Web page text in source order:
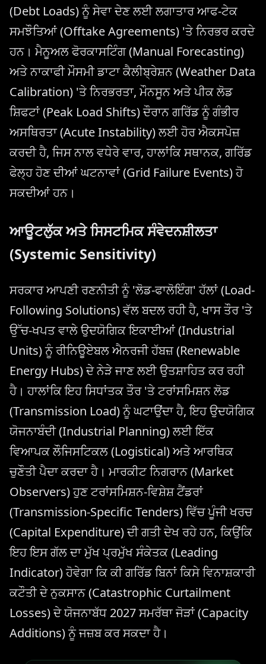
(Debt Loads) ਨੂੰ ਸੇਵਾ ਦੇਣ ਲਈ ਲਗਾਤਾਰ ਆਫ-ਟੇਕ
ਸਮਝੌਤਿਆਂ (Offtake Agreements) 'ਤੇ ਨਿਰਭਰ ਕਰਦੇ
ਹਨ। ਮੈਨੂਅਲ ਫੋਰਕਾਸਟਿੰਗ (Manual Forecasting)
ਅਤੇ ਨਾਕਾਫੀ ਮੌਸਮੀ ਡਾਟਾ ਕੈਲੀਬ੍ਰੇਸ਼ਨ (Weather Data
Calibration) 'ਤੇ ਨਿਰਭਰਤਾ, ਮੌਨਸੂਨ ਅਤੇ ਪੀਕ ਲੋਡ
ਸ਼ਿਫਟਾਂ (Peak Load Shifts) ਦੌਰਾਨ ਗਰਿੱਡ ਨੂੰ ਗੰਭੀਰ
ਅਸਥਿਰਤਾ (Acute Instability) ਲਈ ਹੋਰ ਐਕਸਪੋਜ਼
ਕਰਦੀ ਹੈ, ਜਿਸ ਨਾਲ ਵਧੇਰੇ ਵਾਰ, ਹਾਲਾਂਕਿ ਸਥਾਨਕ, ਗਰਿੱਡ
ਫੇਲ੍ਹ ਹੋਣ ਦੀਆਂ ਘਟਨਾਵਾਂ (Grid Failure Events) ਹੋ
ਸਕਦੀਆਂ ਹਨ।
ਆਊਟਲੁੱਕ ਅਤੇ ਸਿਸਟਮਿਕ ਸੰਵੇਦਨਸ਼ੀਲਤਾ
(Systemic Sensitivity)
ਸਰਕਾਰ ਆਪਣੀ ਰਣਨੀਤੀ ਨੂੰ 'ਲੋਡ-ਫਾਲੋਇੰਗ' ਹੱਲਾਂ (Load-
Following Solutions) ਵੱਲ ਬਦਲ ਰਹੀ ਹੈ, ਖਾਸ ਤੌਰ 'ਤੇ
ਉੱਚ-ਖਪਤ ਵਾਲੇ ਉਦਯੋਗਿਕ ਇਕਾਈਆਂ (Industrial
Units) ਨੂੰ ਰੀਨਿਊਏਬਲ ਐਨਰਜੀ ਹੱਬਜ਼ (Renewable
Energy Hubs) ਦੇ ਨੇੜੇ ਜਾਣ ਲਈ ਉਤਸ਼ਾਹਿਤ ਕਰ ਰਹੀ
ਹੈ। ਹਾਲਾਂਕਿ ਇਹ ਸਿਧਾਂਤਕ ਤੌਰ 'ਤੇ ਟਰਾਂਸਮਿਸ਼ਨ ਲੋਡ
(Transmission Load) ਨੂੰ ਘਟਾਉਂਦਾ ਹੈ, ਇਹ ਉਦਯੋਗਿਕ
ਯੋਜਨਾਬੰਦੀ (Industrial Planning) ਲਈ ਇੱਕ
ਵਿਆਪਕ ਲੌਜਿਸਟਿਕਲ (Logistical) ਅਤੇ ਆਰਥਿਕ
ਚੁਣੌਤੀ ਪੈਦਾ ਕਰਦਾ ਹੈ। ਮਾਰਕੀਟ ਨਿਗਰਾਨ (Market
Observers) ਹੁਣ ਟਰਾਂਸਮਿਸ਼ਨ-ਵਿਸ਼ੇਸ਼ ਟੈਂਡਰਾਂ
(Transmission-Specific Tenders) ਵਿੱਚ ਪੂੰਜੀ ਖਰਚ
(Capital Expenditure) ਦੀ ਗਤੀ ਦੇਖ ਰਹੇ ਹਨ, ਕਿਉਂਕਿ
ਇਹ ਇਸ ਗੱਲ ਦਾ ਮੁੱਖ ਪ੍ਰਮੁੱਖ ਸੰਕੇਤਕ (Leading
Indicator) ਹੋਵੇਗਾ ਕਿ ਕੀ ਗਰਿੱਡ ਬਿਨਾਂ ਕਿਸੇ ਵਿਨਾਸ਼ਕਾਰੀ
ਕਟੌਤੀ ਦੇ ਨੁਕਸਾਨ (Catastrophic Curtailment
Losses) ਦੇ ਯੋਜਨਾਬੱਧ 2027 ਸਮਰੱਥਾ ਜੋੜਾਂ (Capacity
Additions) ਨੂੰ ਜਜ਼ਬ ਕਰ ਸਕਦਾ ਹੈ।